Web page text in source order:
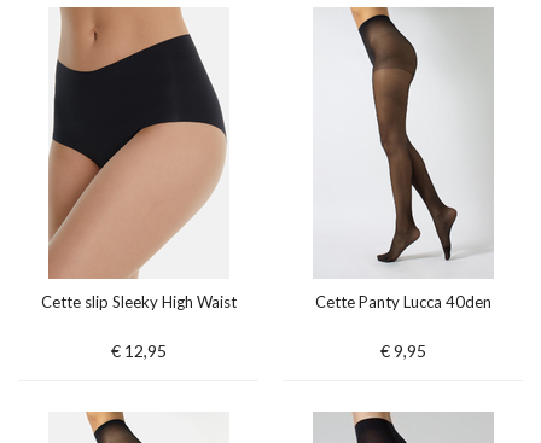
Cette slip Sleeky High Waist
€ 12,95
Cette Panty Lucca 40den
€ 9,95